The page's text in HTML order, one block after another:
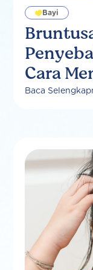
Cara
Bayi
Baca